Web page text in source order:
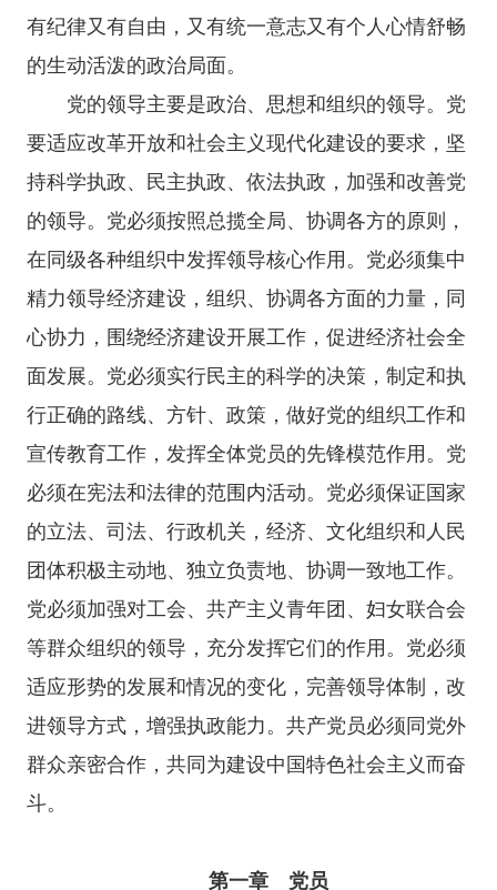
有纪律又有自由，又有统一意志又有个人心情舒畅
的生动活泼的政治局面。
党的领导主要是政治、思想和组织的领导。党
要适应改革开放和社会主义现代化建设的要求，坚
持科学执政、民主执政、依法执政，加强和改善党
的领导。党必须按照总揽全局、协调各方的原则，
在同级各种组织中发挥领导核心作用。党必须集中
精力领导经济建设，组织、协调各方面的力量，同
心协力，围绕经济建设开展工作，促进经济社会全
面发展。党必须实行民主的科学的决策，制定和执
行正确的路线、方针、政策，做好党的组织工作和
宣传教育工作，发挥全体党员的先锋模范作用。党
必须在宪法和法律的范围内活动。党必须保证国家
的立法、司法、行政机关，经济、文化组织和人民
团体积极主动地、独立负责地、协调一致地工作。
党必须加强对工会、共产主义青年团、妇女联合会
等群众组织的领导，充分发挥它们的作用。党必须
适应形势的发展和情况的变化，完善领导体制，改
进领导方式，增强执政能力。共产党员必须同党外
群众亲密合作，共同为建设中国特色社会主义而奋
斗。
第一章 党员